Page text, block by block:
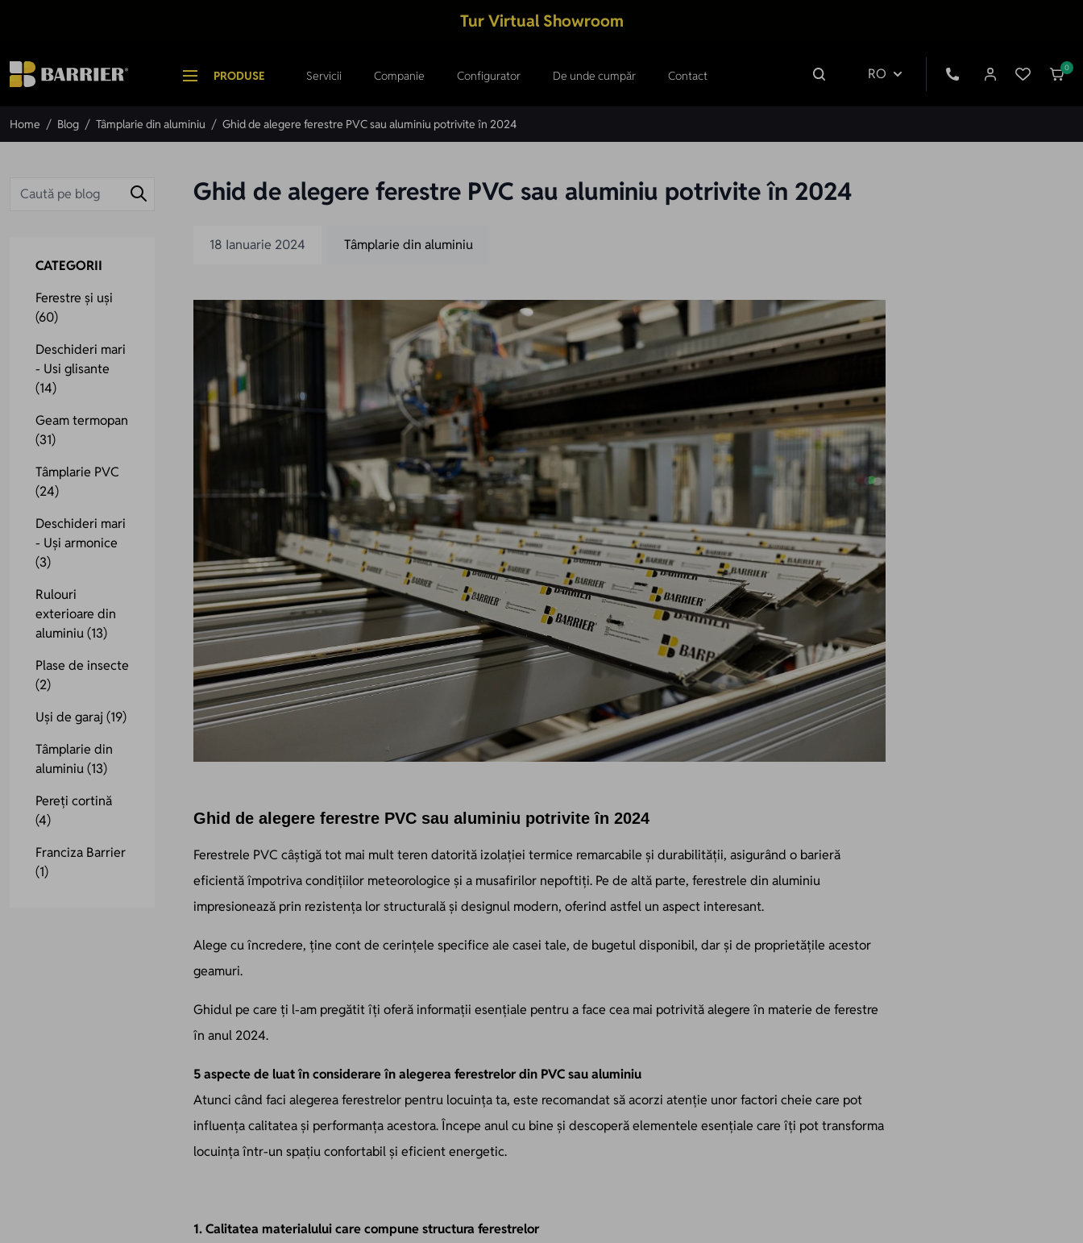
Tur Virtual Showroom
PRODUSE Servicii Companie Configurator De unde cumpăr Contact RO 0
Home / Blog / Tâmplarie din aluminiu / Ghid de alegere ferestre PVC sau aluminiu potrivite în 2024
Ghid de alegere ferestre PVC sau aluminiu potrivite în 2024
18 Ianuarie 2024 Tâmplarie din aluminiu
Ghid de alegere ferestre PVC sau aluminiu potrivite în 2024
Ferestrele PVC câștigă tot mai mult teren datorită izolației termice remarcabile și durabilității, asigurând o barieră
eficientă împotriva condițiilor meteorologice și a musafirilor nepoftiți. Pe de altă parte, ferestrele din aluminiu
impresionează prin rezistența lor structurală și designul modern, oferind astfel un aspect interesant.
Alege cu încredere, ține cont de cerințele specifice ale casei tale, de bugetul disponibil, dar și de proprietățile acestor
geamuri.
Ghidul pe care ți l-am pregătit îți oferă informații esențiale pentru a face cea mai potrivită alegere în materie de ferestre
în anul 2024.
5 aspecte de luat în considerare în alegerea ferestrelor din PVC sau aluminiu
Atunci când faci alegerea ferestrelor pentru locuința ta, este recomandat să acorzi atenție unor factori cheie care pot
influența calitatea și performanța acestora. Începe anul cu bine și descoperă elementele esențiale care îți pot transforma
locuința într-un spațiu confortabil și eficient energetic.
1. Calitatea materialului care compune structura ferestrelor
CATEGORII
Ferestre și uși
(60)
Deschideri mari
- Usi glisante
(14)
Geam termopan
(31)
Tâmplarie PVC
(24)
Deschideri mari
- Uși armonice
(3)
Rulouri
exterioare din
aluminiu(13)
Plase de insecte
(2)
Uși de garaj(19)
Tâmplarie din
aluminiu(13)
Pereți cortină
(4)
Franciza Barrier
(1)